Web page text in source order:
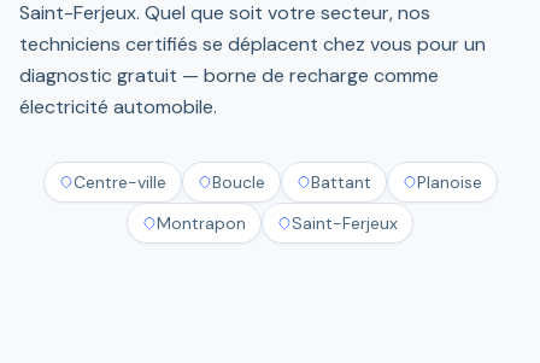
Saint-Ferjeux. Quel que soit votre secteur, nos
techniciens certifiés se déplacent chez vous pour un
diagnostic gratuit — borne de recharge comme
électricité automobile.
Centre-ville Boucle Battant
Planoise
Montrapon
Saint-Ferjeux